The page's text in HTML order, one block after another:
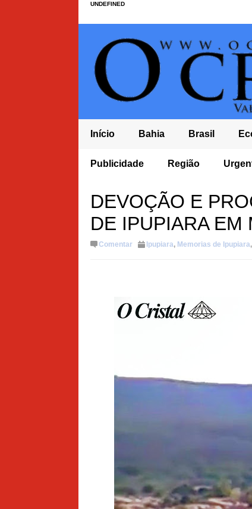
UNDEFINED
Início Bahia Brasil
Publicidade Região
E LULA DEVE ENCERRAR MANDATO COM DÉFICIT
NA
DEVOÇÃO E
DE IPUPIARA EM
Comentar Ipupiara, Memorias de Ipupiara,